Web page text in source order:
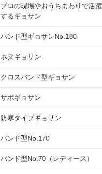
プロの現場やおうちまわりで活躍
するギョサン
バンド型ギョサンNo.180
ホヌギョサン
クロスバンド型ギョサン
サボギョサン
防寒タイプギョサン
バンド型No.170
バンド型No.70（レディース）